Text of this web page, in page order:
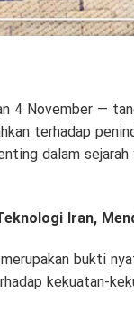
4 November —
terhadap
dalam
Iran,
bukti
kekuatan-